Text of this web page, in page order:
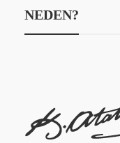
NEDEN?